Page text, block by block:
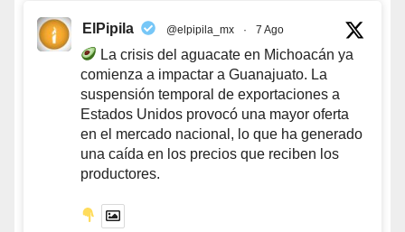
ElPipila @elpipila_mx · 7 Ago
La crisis del aguacate en Michoacán ya
comienza a impactar a Guanajuato. La
suspensión temporal de exportaciones a
Estados Unidos provocó una mayor oferta
en el mercado nacional, lo que ha generado
una caída en los precios que reciben los
productores.